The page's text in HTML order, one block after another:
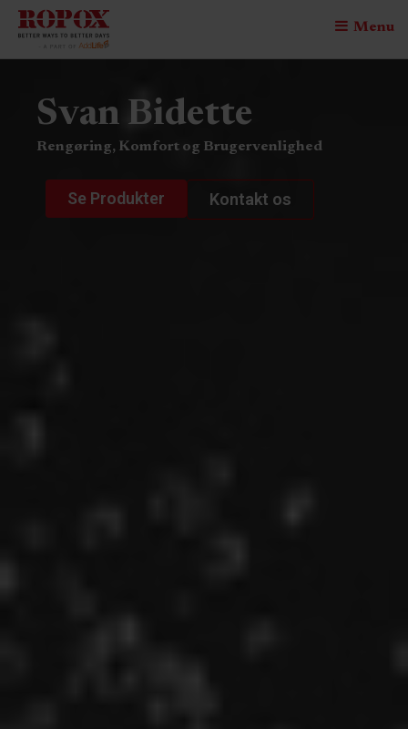
Menu
Svan Bidette
Rengøring, Komfort og Brugervenlighed
Se Produkter Kontakt os